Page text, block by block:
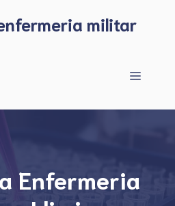
militar
Menu
Enfermeria